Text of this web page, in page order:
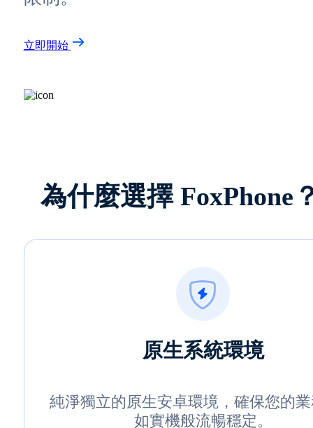
立即開始
為什麼選擇 FoxPhone
原生系統環境
純淨獨立的原生安卓環境，確保您的
如實機般流暢穩定。